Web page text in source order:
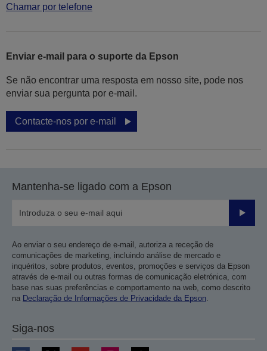
Chamar por telefone
Enviar e-mail para o suporte da Epson
Se não encontrar uma resposta em nosso site, pode nos
enviar sua pergunta por e-mail.
Contacte-nos por e-mail
Mantenha-se ligado com a Epson
Enviar
Ao enviar o seu endereço de e-mail, autoriza a receção de
comunicações de marketing, incluindo análise de mercado e
inquéritos, sobre produtos, eventos, promoções e serviços da Epson
através de e-mail ou outras formas de comunicação eletrónica, com
base nas suas preferências e comportamento na web, como descrito
na Declaração de Informações de Privacidade da Epson.
Siga-nos